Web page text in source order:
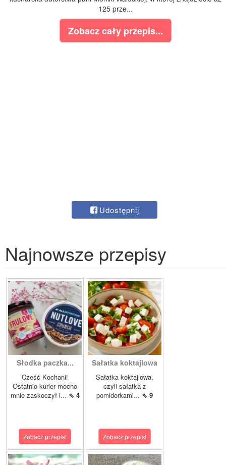
125 prze...
Zobacz cały przepis...
Udostępnij
Najnowsze przepisy
Słodka paczka...
Cześć Kochani!
Ostatnio kurier mocno
mnie zaskoczył i... ⇖ 4
Zobacz przepis!
Sałatka koktajlowa
Sałatka koktajlowa,
czyli sałatka z
pomidorkami... ⇖ 9
Zobacz przepis!